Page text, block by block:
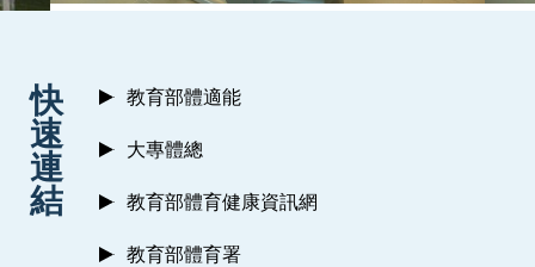
快
速
連
結
教育部體適能
大專體總
教育部體育健康資訊網
教育部體育署